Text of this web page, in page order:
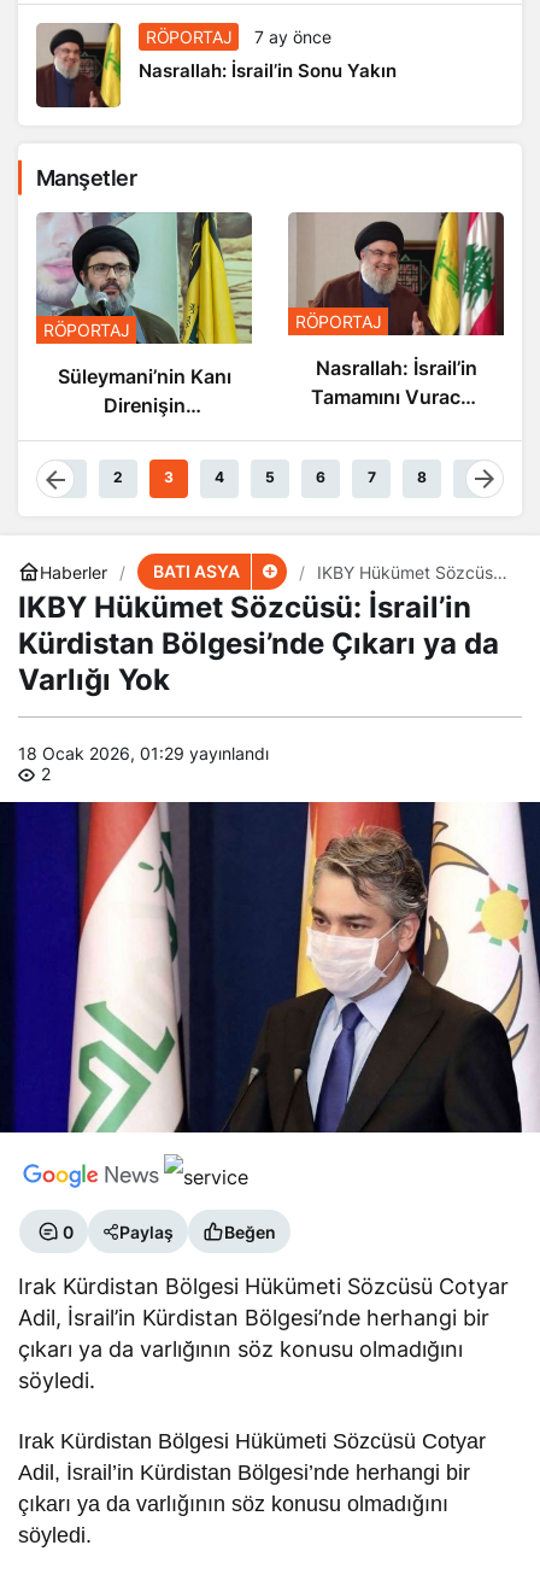
RÖPORTAJ 7 ay önce
Nasrallah: İsrail’in Sonu Yakın
Manşetler
RÖPORTAJ
Süleymani’nin Kanı
Direnişin
Damarlarında
Akıyor
RÖPORTAJ
Nasrallah: İsrail’in
Tamamını Vuracak
1 2 3 4 5 6 7 8 9
Haberler BATI ASYA
IKBY Hükümet Sözcüsü:
İsrail’in Kürdistan
Bölgesi’nde Çıkarı ya da
Varlığı Yok
IKBY Hükümet Sözcüsü: İsrail’in
Kürdistan Bölgesi’nde Çıkarı ya da
Varlığı Yok
18 Ocak 2026, 01:29 yayınlandı
2
0 Paylaş Beğen
Irak Kürdistan Bölgesi Hükümeti Sözcüsü Cotyar
Adil, İsrail’in Kürdistan Bölgesi’nde herhangi bir
çıkarı ya da varlığının söz konusu olmadığını
söyledi.
Irak Kürdistan Bölgesi Hükümeti Sözcüsü Cotyar
Adil, İsrail’in Kürdistan Bölgesi’nde herhangi bir
çıkarı ya da varlığının söz konusu olmadığını
söyledi.